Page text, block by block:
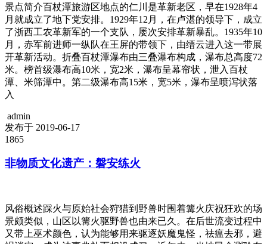
景点简介百杖潭旅游区地点的仁川是革新老区，早在1928年4
月就成立了地下党安排。1929年12月，在卢湛的领导下，成立
了浙西工农革新军的一个支队，屡次安排革新暴乱。1935年10
月，赤军前进师一纵队在王屏的带领下，由缙云进入这一带展
开革新活动。折叠百杖潭瀑布由三叠瀑布构成，瀑布总高度72
米。榜首级瀑布高10米，宽2米，瀑布呈幕帘状，泄入百杖
潭、米筛潭中。第二级瀑布高15米，宽5米，瀑布呈喷泻状落
入
admin
发布于 2019-06-17
1865
非物质文化遗产：磐安练火
风俗概述踩火与原始社会狩猎到野兽时围着篝火庆祝狂欢的场
景颇类似，山区以篝火驱野兽也由来已久。在后世流变过程中
又带上巫术颜色，认为能够用来驱逐妖魔鬼怪，祛瘟去邪，避